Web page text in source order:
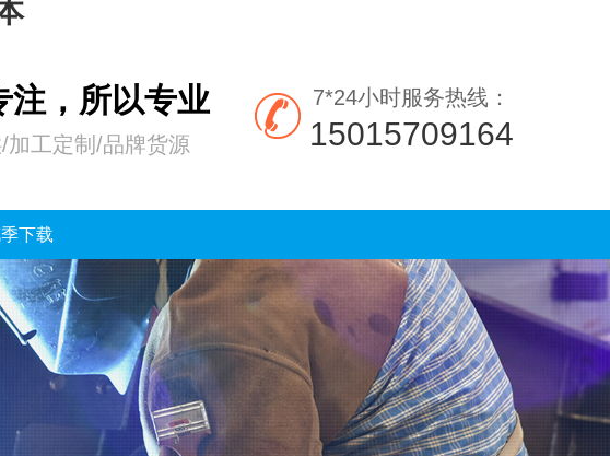
，所以专业
加工定制/品牌货源
7*24小时服务热线：
15015709164
下载